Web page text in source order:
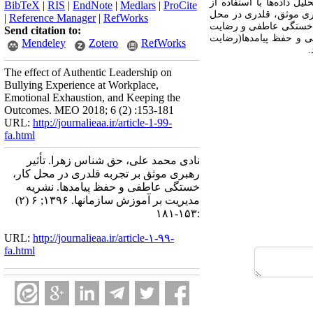
و رهبری موثق اولیو(2007) استفاده گردید. تحلیل داده‌ها با استفاده از
موثق، قلدری در محل
خستگی عاطفی و رضایت
و حفظ پیامدها(رضایت
BibTeX | RIS | EndNote | Medlars | ProCite
| Reference Manager| RefWorks
Send citation to:
Mendeley
Zotero RefWorks
The effect of Authentic Leadership on
Bullying Experience at Workplace,
Emotional Exhaustion, and Keeping the
Outcomes. MEO 2018; 6 (2) :153-181
URL: http://journalieaa.ir/article-1-99-
fa.html
نادی محمد علی، حق شناس زهرا. تأثیر
رهبری موثق بر تجربه قلدری در محل کار،
خستگی عاطفی و حفظ پیامدها. نشریه
مديريت بر آموزش سازمانها. ۱۳۹۶; ۶ (۲)
:۱۵۳-۱۸۱
URL: http://journalieaa.ir/article-۱-۹۹-
fa.html